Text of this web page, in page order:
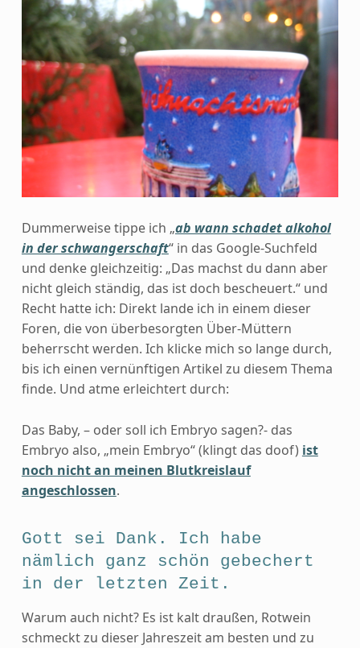
Dummerweise tippe ich „ab wann schadet alkohol
in der schwangerschaft“ in das Google-Suchfeld
und denke gleichzeitig: „Das machst du dann aber
nicht gleich ständig, das ist doch bescheuert.“ und
Recht hatte ich: Direkt lande ich in einem dieser
Foren, die von überbesorgten Über-Müttern
beherrscht werden. Ich klicke mich so lange durch,
bis ich einen vernünftigen Artikel zu diesem Thema
finde. Und atme erleichtert durch:
Das Baby, – oder soll ich Embryo sagen?- das
Embryo also, „mein Embryo“ (klingt das doof) ist
noch nicht an meinen Blutkreislauf
angeschlossen.
Gott sei Dank. Ich habe
nämlich ganz schön gebechert
in der letzten Zeit.
Warum auch nicht? Es ist kalt draußen, Rotwein
schmeckt zu dieser Jahreszeit am besten und zu